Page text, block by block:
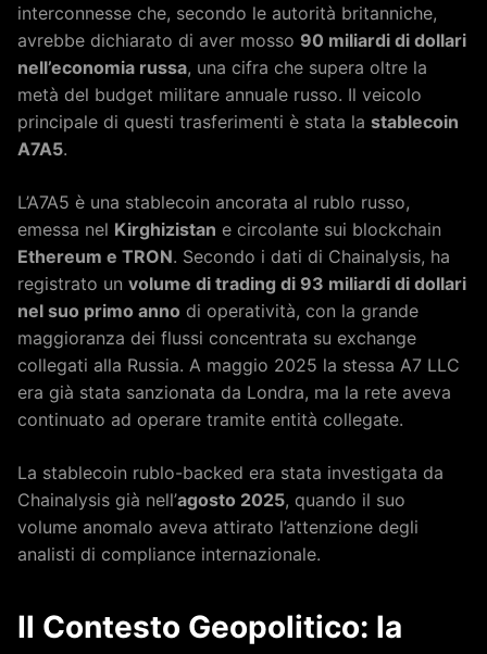
interconnesse che, secondo le autorità britanniche,
avrebbe dichiarato di aver mosso 90 miliardi di dollari
nell’economia russa, una cifra che supera oltre la
metà del budget militare annuale russo. Il veicolo
principale di questi trasferimenti è stata la stablecoin
A7A5.
L’A7A5 è una stablecoin ancorata al rublo russo,
emessa nel Kirghizistan e circolante sui blockchain
Ethereum e TRON. Secondo i dati di Chainalysis, ha
registrato un volume di trading di 93 miliardi di dollari
nel suo primo anno di operatività, con la grande
maggioranza dei flussi concentrata su exchange
collegati alla Russia. A maggio 2025 la stessa A7 LLC
era già stata sanzionata da Londra, ma la rete aveva
continuato ad operare tramite entità collegate.
La stablecoin rublo-backed era stata investigata da
Chainalysis già nell’agosto 2025, quando il suo
volume anomalo aveva attirato l’attenzione degli
analisti di compliance internazionale.
Il Contesto Geopolitico: la